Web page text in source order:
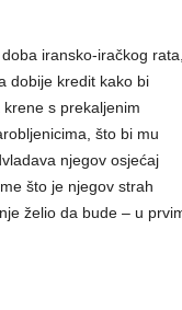
iransko-iračkog rata,
dobije kredit kako bi
s prekaljenim
što bi mu
njegov osjećaj
što je njegov strah
želio da bude – u